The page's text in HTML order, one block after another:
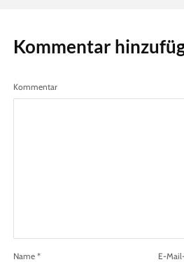
Kommentar
Kommentar
Name * E-